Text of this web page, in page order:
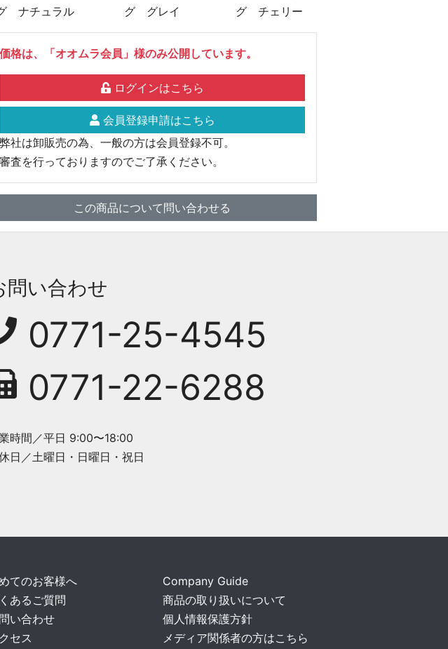
ナチュラル
グ グレイ
グ チェリー
価格は、「オオムラ会員」様のみ公開しています。
ログインはこちら
会員登録申請はこちら
弊社は卸販売の為、一般の方は会員登録不可。
審査を行っておりますのでご了承ください。
この商品について問い合わせる
問い合わせ
0771-25-4545
0771-22-6288
時間／平日 9:00〜18:00
日／土曜日・日曜日・祝日
てのお客様へ
あるご質問
い合わせ
セス
Company Guide
商品の取り扱いについて
個人情報保護方針
メディア関係者の方はこちら